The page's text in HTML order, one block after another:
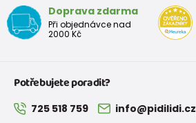
Doprava zdarma
Při objednávce nad
2000 Kč
Potřebujete poradit?
725 518 759 info@pidilidi.cz